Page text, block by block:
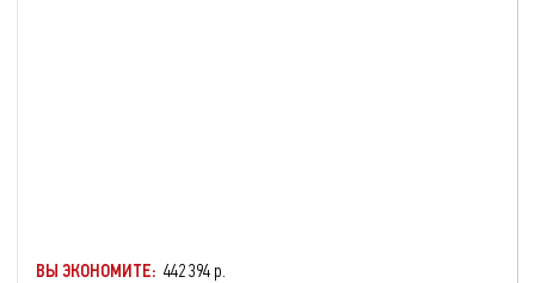
ВЫ ЭКОНОМИТЕ: 442 394 р.